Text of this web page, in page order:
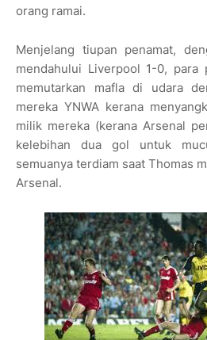
orang ramai.
Menjelang tiupan penamat,
mendahului Liverpool 1-0, para
memutarkan mafla di udara
mereka YNWA kerana
milik mereka (kerana Arsenal
kelebihan dua gol untuk
semuanya terdiam saat Thomas
Arsenal.